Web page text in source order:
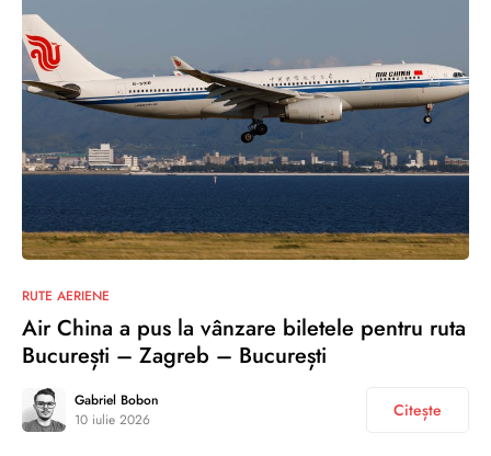
RUTE AERIENE
Air China a pus la vânzare biletele pentru ruta
București – Zagreb – București
Gabriel Bobon
10 iulie 2026
Citește